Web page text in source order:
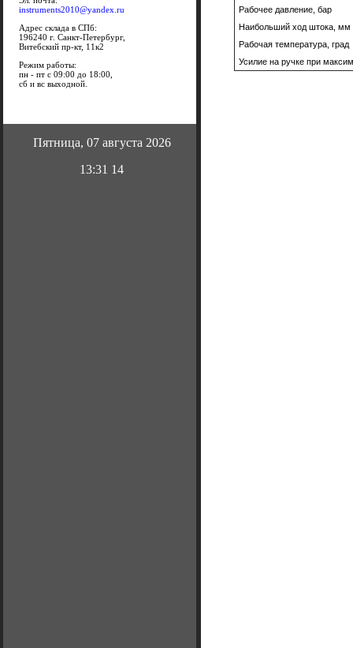
instruments2010@yandex.ru
Адрес склада в СПб:
196240 г. Санкт-Петербург,
Витебский пр-кт, 11к2
Режим работы:
пн - пт с 09:00 до 18:00,
сб и вс выходной.
Пятница, 07 августа 2026
13:31 14
Рабочее давление, бар
Наибольший ход штока, мм
Рабочая температура, град
Усилие на ручке при